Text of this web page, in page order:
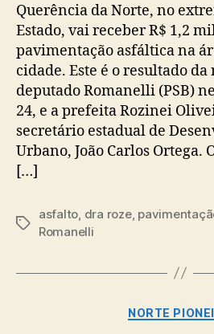
Querência da Norte, no
Estado, vai receber R$ 1,2
pavimentação asfáltica na
cidade. Este é o resultado
deputado Romanelli (PSB)
24, e a prefeita Rozinei
secretário estadual de
Urbano, João Carlos Ortega.
[…]
Tags
asfalto, dra roze,
Romanelli
NORTE